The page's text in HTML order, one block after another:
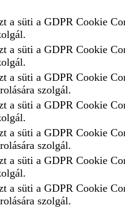
a süti a GDPR Cookie
a süti a GDPR Cookie
a süti a GDPR Cookie
szolgál.
a süti a GDPR Cookie
a süti a GDPR Cookie
szolgál.
a süti a GDPR Cookie
a süti a GDPR Cookie
szolgál.